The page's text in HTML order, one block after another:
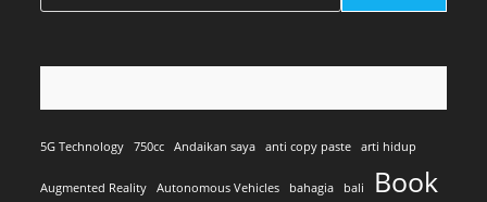
5G Technology 750cc Andaikan saya anti copy paste arti hidup
Augmented Reality Autonomous Vehicles bahagia bali Book